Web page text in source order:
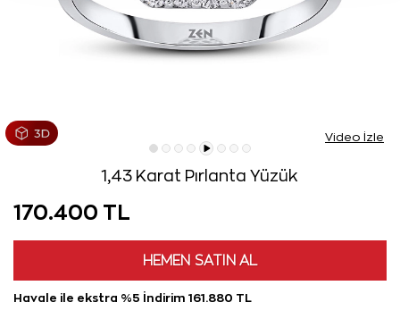
Video İzle
1,43 Karat Pırlanta Yüzük
170.400 TL
HEMEN SATIN AL
Havale ile ekstra %5 İndirim 161.880 TL